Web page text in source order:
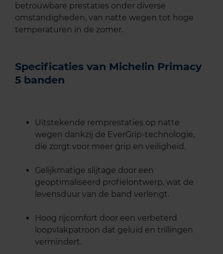
betrouwbare prestaties onder diverse
omstandigheden, van natte wegen tot hoge
temperaturen in de zomer.
Specificaties van Michelin Primacy
5 banden
Uitstekende remprestaties op natte
wegen dankzij de EverGrip-technologie,
die zorgt voor meer grip en veiligheid.
Gelijkmatige slijtage door een
geoptimaliseerd profielontwerp, wat de
levensduur van de band verlengt.
Hoog rijcomfort door een verbeterd
loopvlakpatroon dat geluid en trillingen
vermindert.